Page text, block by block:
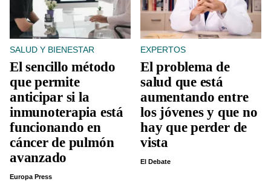
SALUD Y BIENESTAR
El sencillo método
que permite
anticipar si la
inmunoterapia está
funcionando en
cáncer de pulmón
avanzado
Europa Press
EXPERTOS
El problema de
salud que está
aumentando entre
los jóvenes y que no
hay que perder de
vista
El Debate